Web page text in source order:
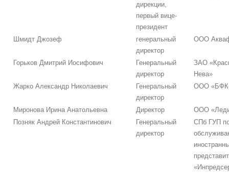
дирекции,
первый вице-
президент
Шмидт Джозеф
генеральный
директор
ООО
Горьков Дмитрий Иосифович
Генеральный
директор
ЗАО
Нева»
Жарко Александр Николаевич
Генеральный
директор
ООО «БФК-
Миронова Ирина Анатольевна Директор
ООО
Позняк Андрей Константинович
Генеральный
директор
СПб ГУП